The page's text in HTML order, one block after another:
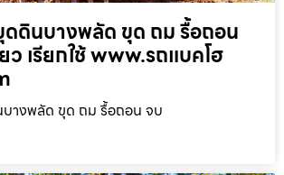
ดดินบางพลัด ขุด ถม รื้อถอน
ว เรียกใช้ www.รถแบคโฮ
างพลัด ขุด ถม รื้อถอน จบ